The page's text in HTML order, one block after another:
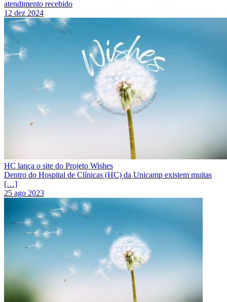
atendimento recebido
12 dez 2024
HC lança o site do Projeto Wishes
Dentro do Hospital de Clínicas (HC) da Unicamp existem muitas
[…]
25 ago 2023